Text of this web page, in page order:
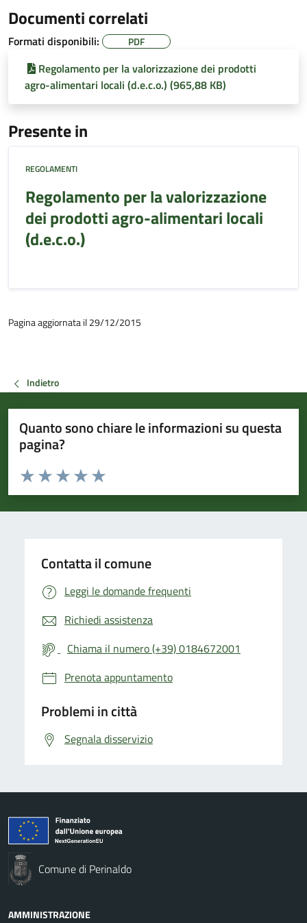
Documenti correlati
Formati disponibili: PDF
Regolamento per la valorizzazione dei prodotti
agro-alimentari locali (d.e.c.o.) (965,88 KB)
Presente in
REGOLAMENTI
Regolamento per la valorizzazione
dei prodotti agro-alimentari locali
(d.e.c.o.)
Pagina aggiornata il 29/12/2015
Indietro
Quanto sono chiare le informazioni su questa
pagina?
Valuta da 1 a 5 stelle la pagina
Valuta 5 stelle su 5
Valuta 4 stelle su 5
Valuta 3 stelle su 5
Valuta 2 stelle su 5
Valuta 1 stelle su 5
Contatta il comune
Leggi le domande frequenti
Richiedi assistenza
Chiama il numero (+39) 0184672001
Prenota appuntamento
Problemi in città
Segnala disservizio
Comune di Perinaldo
AMMINISTRAZIONE